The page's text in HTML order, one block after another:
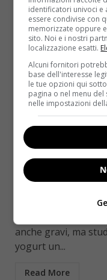
Ipertensione:
meglio ancora
7
anche gravi, ma
yogurt un...
Read More
identificatori univoci
essere condivise con
memorizzate oppure
sito. Noi e i nostri
localizzazione esatti.
Alcuni fornitori
base dell'interesse
le tue opzioni qui
pagina o nel menu
nelle impostazioni